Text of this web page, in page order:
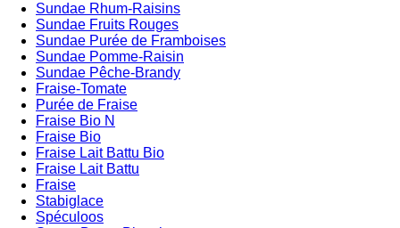
Sundae Rhum-Raisins
Sundae Fruits Rouges
Sundae Purée de Framboises
Sundae Pomme-Raisin
Sundae Pêche-Brandy
Fraise-Tomate
Purée de Fraise
Fraise Bio N
Fraise Bio
Fraise Lait Battu Bio
Fraise Lait Battu
Fraise
Stabiglace
Spéculoos